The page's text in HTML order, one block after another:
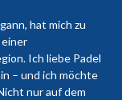
hat mich zu
Ich liebe Padel
– und ich möchte
nur auf dem